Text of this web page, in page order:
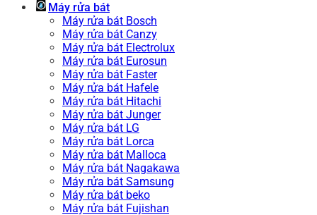
Máy rửa bát
Máy rửa bát Bosch
Máy rửa bát Canzy
Máy rửa bát Electrolux
Máy rửa bát Eurosun
Máy rửa bát Faster
Máy rửa bát Hafele
Máy rửa bát Hitachi
Máy rửa bát Junger
Máy rửa bát LG
Máy rửa bát Lorca
Máy rửa bát Malloca
Máy rửa bát Nagakawa
Máy rửa bát Samsung
Máy rửa bát beko
Máy rửa bát Fujishan